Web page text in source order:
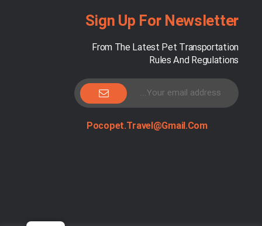
Sign Up For Newsletter
From The Latest Pet Transportation
Rules And Regulations
Pocopet.travel@gmail.com